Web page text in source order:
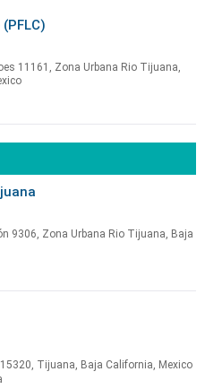
11161, Zona Urbana Rio Tijuana,
9306, Zona Urbana Rio Tijuana, Baja
Tijuana, Baja California, Mexico